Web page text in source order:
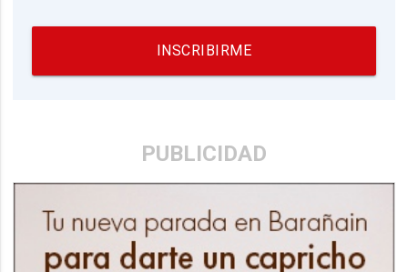
INSCRIBIRME
PUBLICIDAD